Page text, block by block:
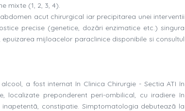
mixte (1, 2, 3, 4).
acut chirurgical iar precipitarea unei interventii
precise (genetice, dozãri enzimatice etc.) singura
mijloacelor paraclinice disponibile si consultul
a fost internat în Clinica Chirurgie - Sectia ATI în
localizate preponderent peri-ombilical, cu iradiere în
constipatie. Simptomatologia debuteazã la